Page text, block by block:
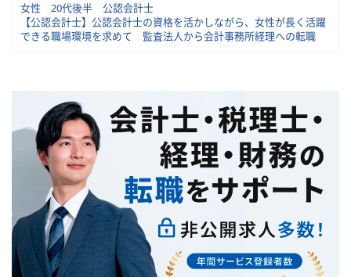
女性 20代後半 公認会計士
【公認会計士】公認会計士の資格を活かしながら、女性が長く活躍
できる職場環境を求めて 監査法人から会計事務所経理への転職